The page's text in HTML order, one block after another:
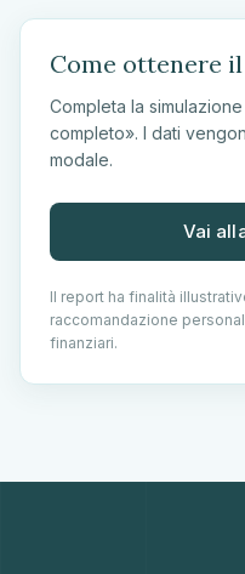
Come ottenere
Completa la
completo». I dati
modale.
Vai
Il report ha finalità
raccomandazione
finanziari.